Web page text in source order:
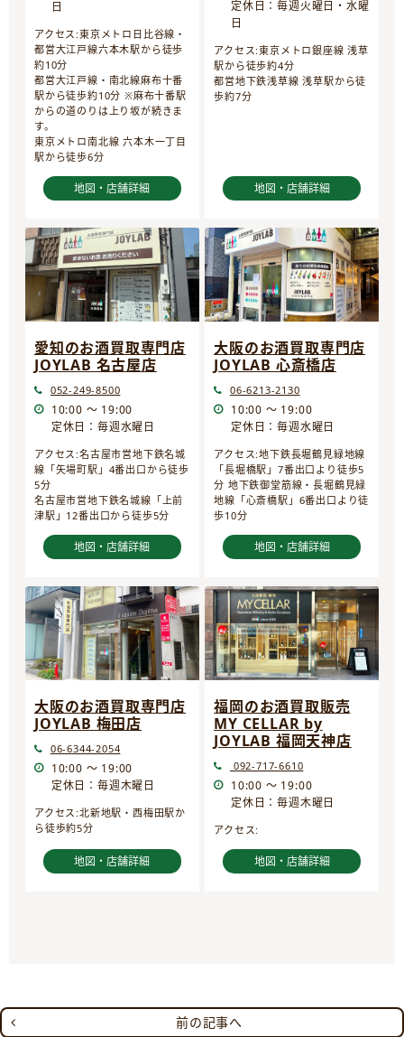
日
アクセス:東京メトロ日比谷線・
都営大江戸線六本木駅から徒歩
約10分
都営大江戸線・南北線麻布十番
駅から徒歩約10分 ※麻布十番駅
からの道のりは上り坂が続きま
す。
東京メトロ南北線 六本木一丁目
駅から徒歩6分
地図・店舗詳細
定休日：毎週火曜日・水曜
日
アクセス:東京メトロ銀座線 浅草
駅から徒歩約4分
都営地下鉄浅草線 浅草駅から徒
歩約7分
地図・店舗詳細
愛知のお酒買取専門店
JOYLAB 名古屋店
052-249-8500
10:00 ～ 19:00
定休日：毎週水曜日
アクセス:名古屋市営地下鉄名城
線「矢場町駅」4番出口から徒歩
5分
名古屋市営地下鉄名城線「上前
津駅」12番出口から徒歩5分
地図・店舗詳細
大阪のお酒買取専門店
JOYLAB 心斎橋店
06-6213-2130
10:00 ～ 19:00
定休日：毎週水曜日
アクセス:地下鉄長堀鶴見緑地線
「長堀橋駅」7番出口より徒歩5
分 地下鉄御堂筋線・長堀鶴見緑
地線「心斎橋駅」6番出口より徒
歩10分
地図・店舗詳細
大阪のお酒買取専門店
JOYLAB 梅田店
06-6344-2054
10:00 ～ 19:00
定休日：毎週木曜日
アクセス:北新地駅・西梅田駅か
ら徒歩約5分
地図・店舗詳細
福岡のお酒買取販売
MY CELLAR by
JOYLAB 福岡天神店
092-717-6610
10:00 ～ 19:00
定休日：毎週木曜日
アクセス:
地図・店舗詳細
前の記事へ